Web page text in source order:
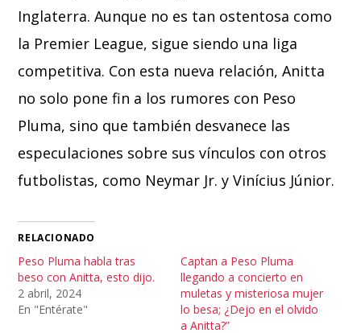
Inglaterra. Aunque no es tan ostentosa como
la Premier League, sigue siendo una liga
competitiva. Con esta nueva relación, Anitta
no solo pone fin a los rumores con Peso
Pluma, sino que también desvanece las
especulaciones sobre sus vínculos con otros
futbolistas, como Neymar Jr. y Vinícius Júnior.
RELACIONADO
Peso Pluma habla tras
beso con Anitta, esto dijo.
2 abril, 2024
En "Entérate"
Captan a Peso Pluma
llegando a concierto en
muletas y misteriosa mujer
lo besa; ¿Dejo en el olvido
a Anitta?”